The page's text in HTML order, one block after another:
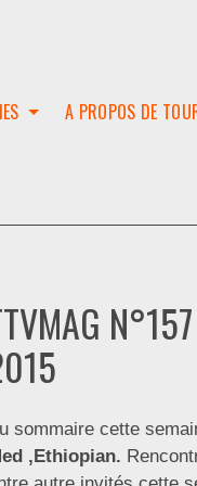
A PROPOS DE
sommaire cette
,Ethiopian.